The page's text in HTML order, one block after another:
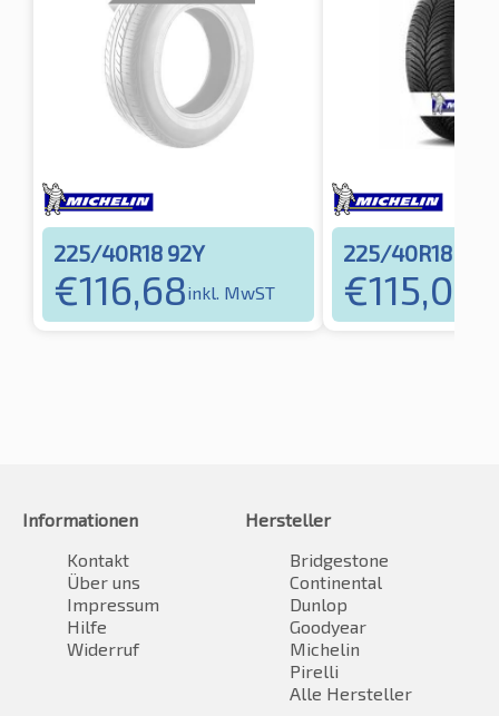
225/40R18 92Y
€116,68inkl. MwST
225/40R18
€115,08
Informationen
Kontakt
Über uns
Impressum
Hilfe
Widerruf
Hersteller
Bridgestone
Continental
Dunlop
Goodyear
Michelin
Pirelli
Alle Hersteller